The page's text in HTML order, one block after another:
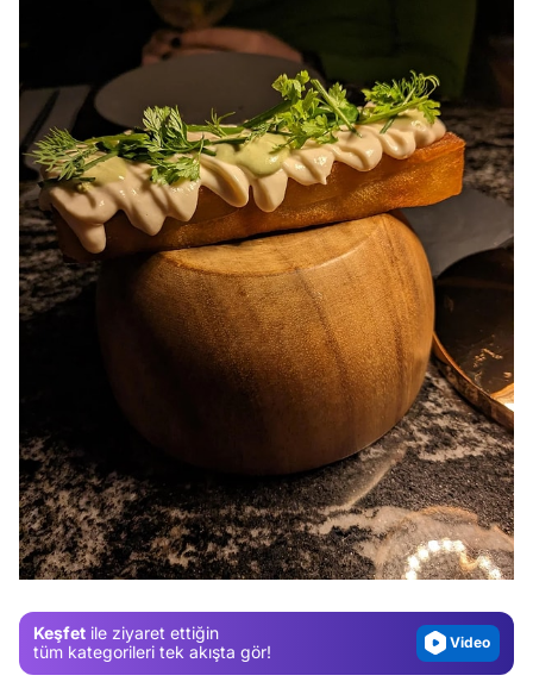
Keşfet ile ziyaret ettiğin
tüm kategorileri tek akışta gör!
Video
Test
Gündem
Magazin
Video